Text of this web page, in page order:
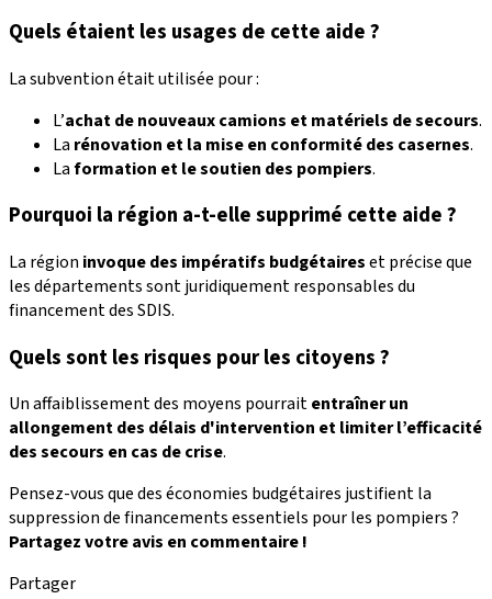
Quels étaient les usages de cette aide ?
La subvention était utilisée pour :
L’achat de nouveaux camions et matériels de secours.
La rénovation et la mise en conformité des casernes.
Laformation et le soutien des pompiers.
Pourquoi la région a-t-elle supprimé cette aide ?
La région invoque des impératifs budgétaireset précise que
les départements sont juridiquement responsables du
financement des SDIS.
Quels sont les risques pour les citoyens ?
Un affaiblissement des moyens pourraitentraîner un
allongement des délais d'intervention et limiter l’efficacité
des secours en cas de crise.
Pensez-vous que des économies budgétaires justifient la
suppression de financements essentiels pour les pompiers ?
Partagez votre avis en commentaire !
Partager